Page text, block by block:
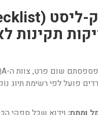
תקינות
פועל לפי רשימת תיוג